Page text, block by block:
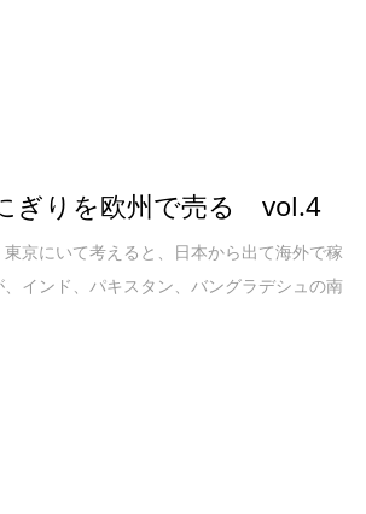
ぎりを欧州で売る vol.4
京にいて考えると、日本から出て海外で稼
インド、パキスタン、バングラデシュの南